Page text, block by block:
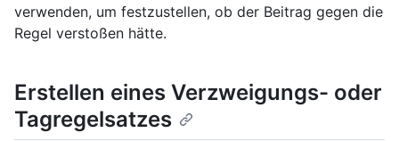
verwenden, um festzustellen, ob der Beitrag gegen die
Regel verstoßen hätte.
Erstellen eines Verzweigungs- oder
Tagregelsatzes